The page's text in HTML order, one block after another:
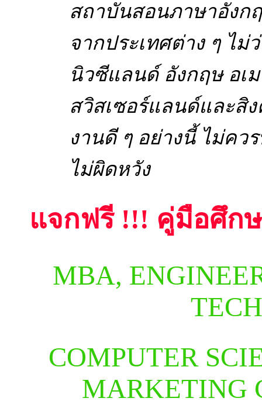
สถาบันสอนภาษาอังก
จากประเทศต่าง ๆ ไม่
นิวซีแลนด์ อังกฤษ อเ
สวิสเซอร์แลนด์และ
งานดี ๆ อย่างนี้ ไม่คว
ไม่ผิดหวัง
แจกฟรี !!! คู่มือศึก
MBA,
COMPUTER
MARKETING